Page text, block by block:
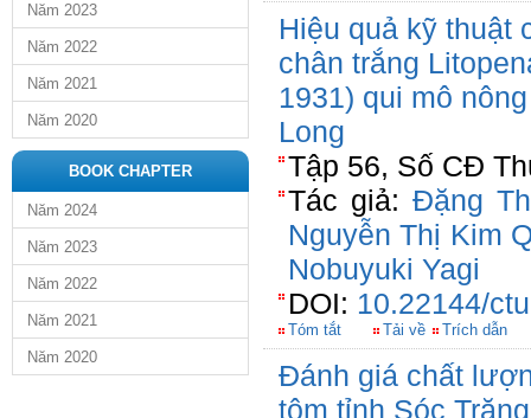
Năm 2023
Năm 2022
Năm 2021
Năm 2020
BOOK CHAPTER
Năm 2024
Năm 2023
Năm 2022
Năm 2021
Năm 2020
Hiệu quả kỹ thuật
chân trắng
1931) qui mô
Long
Tập 56, Số CĐ
Tác giả:Đặng
Nguyễn Thị Kim
Nobuyuki Yagi
DOI: 10.22144/
Tóm tắt Tải về Trích dẫn
Đánh giá chất
tôm tỉnh Sóc Trăng